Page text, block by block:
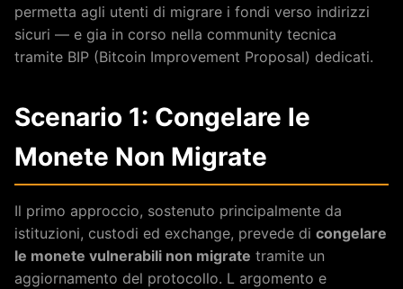
permetta agli utenti di migrare i fondi verso indirizzi
sicuri — e gia in corso nella community tecnica
tramite BIP (Bitcoin Improvement Proposal) dedicati.
Scenario 1: Congelare le
Monete Non Migrate
Il primo approccio, sostenuto principalmente da
istituzioni, custodi ed exchange, prevede di congelare
le monete vulnerabili non migrate tramite un
aggiornamento del protocollo. L argomento e